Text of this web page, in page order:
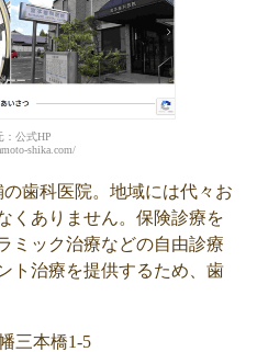
：公式HP
shika.com/
歯科医院。地域には代々お
くありません。保険診療を
ミック治療などの自由診療
ト治療を提供するため、歯
三本橋1-5